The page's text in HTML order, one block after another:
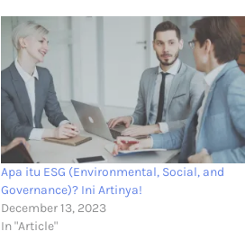
Apa itu ESG (Environmental, Social, and
Governance)? Ini Artinya!
December 13, 2023
In "Article"